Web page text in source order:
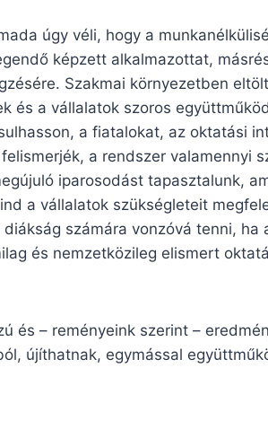
úgy véli, hogy a
képzett alkalmazottat,
Szakmai környezetben
és a vállalatok szoros
a fiatalokat, az oktatási
a rendszer valamennyi
iparosodást tapasztalunk,
a vállalatok szükségleteit
számára vonzóvá tenni, ha
és nemzetközileg elismert
és – reményeink szerint –
újíthatnak, egymással